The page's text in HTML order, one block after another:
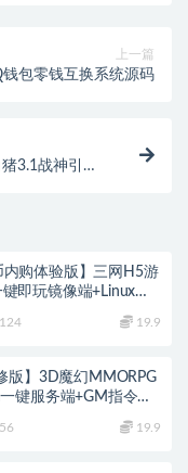
上一篇
包零钱互换系统源码
3.1战神引擎
购体验版】三网H5游
即玩镜像端+Linux手
124 19.9
版】3D魔幻MMORPG
键服务端+GM指令
56 19.9